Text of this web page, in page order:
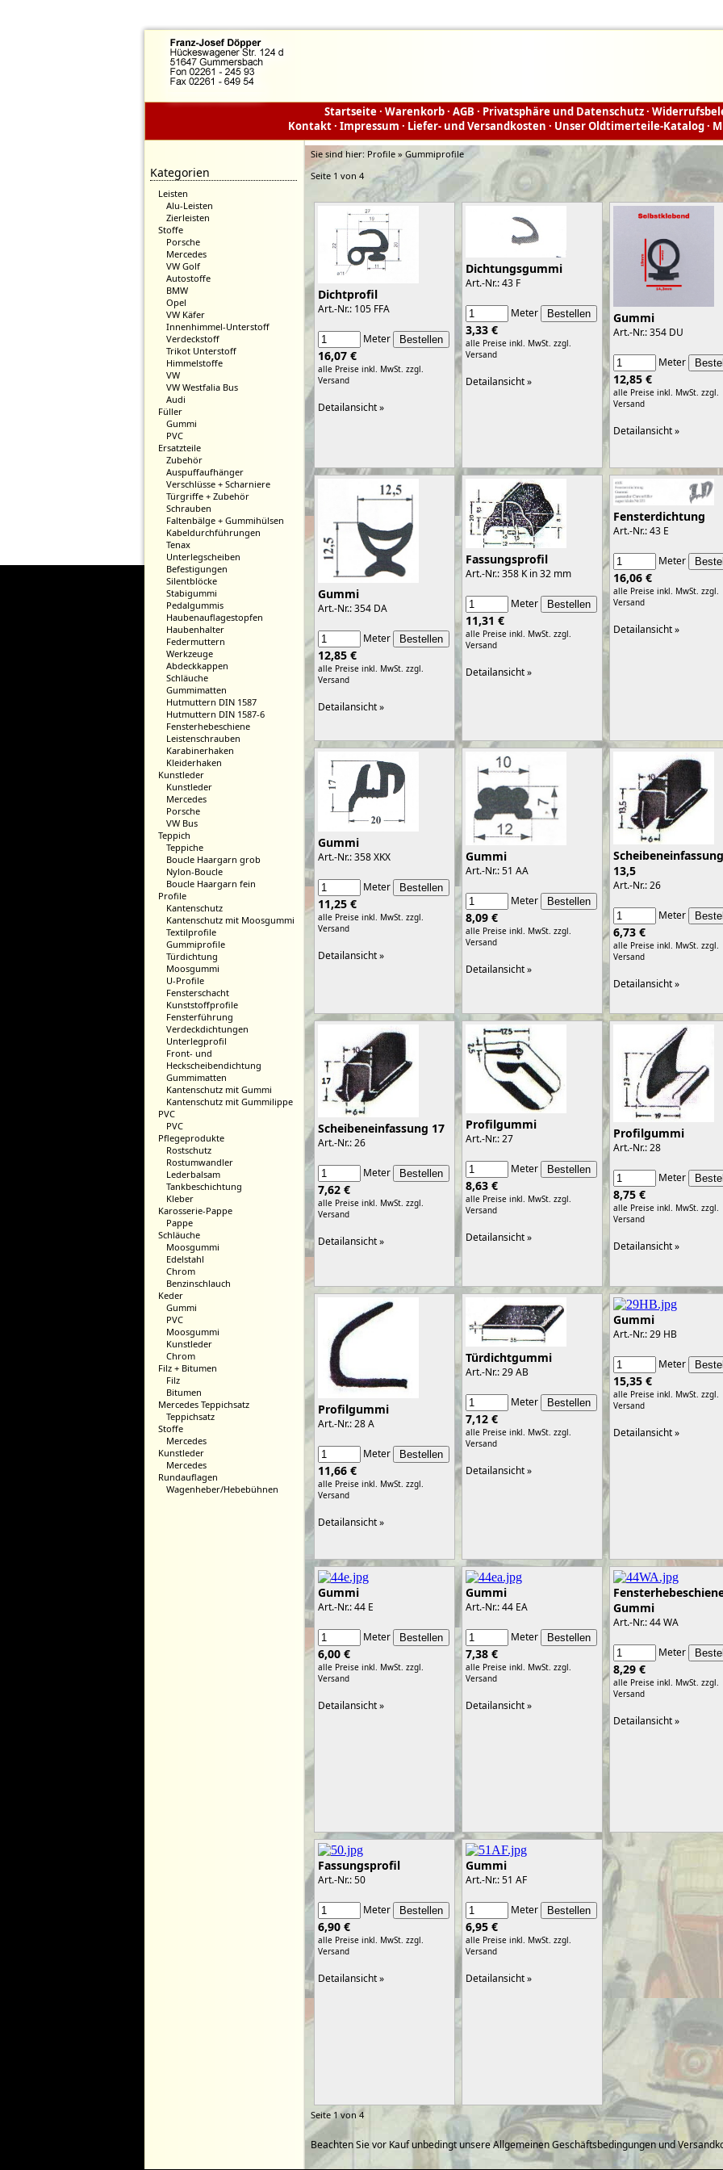
Startseite· Warenkorb· AGB · Privatsphäre und Datenschutz·
Kontakt· Impressum · Liefer- und Versandkosten · Unser Oldtimerteile-Katalog·
Kategorien
Leisten
Alu-Leisten
Zierleisten
Stoffe
Porsche
Mercedes
VW Golf
Autostoffe
BMW
Opel
VW Käfer
Innenhimmel-Unterstoff
Verdeckstoff
Trikot Unterstoff
Himmelstoffe
VW
VW Westfalia Bus
Audi
Füller
Gummi
PVC
Ersatzteile
Zubehör
Auspuffaufhänger
Verschlüsse + Scharniere
Türgriffe + Zubehör
Schrauben
Faltenbälge + Gummihülsen
Kabeldurchführungen
Tenax
Unterlegscheiben
Befestigungen
Silentblöcke
Stabigummi
Pedalgummis
Haubenauflagestopfen
Haubenhalter
Federmuttern
Werkzeuge
Abdeckkappen
Schläuche
Gummimatten
Hutmuttern DIN 1587
Hutmuttern DIN 1587-6
Fensterhebeschiene
Leistenschrauben
Karabinerhaken
Kleiderhaken
Kunstleder
Kunstleder
Mercedes
Porsche
VW Bus
Teppich
Teppiche
Boucle Haargarn grob
Nylon-Boucle
Boucle Haargarn fein
Profile
Kantenschutz
Kantenschutz mit Moosgummi
Textilprofile
Gummiprofile
Türdichtung
Moosgummi
U-Profile
Fensterschacht
Kunststoffprofile
Fensterführung
Verdeckdichtungen
Unterlegprofil
Front- und
Heckscheibendichtung
Gummimatten
Kantenschutz mit Gummi
Kantenschutz mit Gummilippe
PVC
PVC
Pflegeprodukte
Rostschutz
Rostumwandler
Lederbalsam
Tankbeschichtung
Kleber
Karosserie-Pappe
Pappe
Schläuche
Moosgummi
Edelstahl
Chrom
Benzinschlauch
Keder
Gummi
PVC
Moosgummi
Kunstleder
Chrom
Filz + Bitumen
Filz
Bitumen
Mercedes Teppichsatz
Teppichsatz
Stoffe
Mercedes
Kunstleder
Mercedes
Rundauflagen
Wagenheber/Hebebühnen
Sie sind hier: Profile » Gummiprofile
Seite 1 von 4
Dichtprofil
Art.-Nr.: 105 FFA
Meter
16,07 €
alle Preise inkl. MwSt. zzgl.
Versand
Detailansicht »
Dichtungsgummi
Art.-Nr.: 43 F
Meter
3,33 €
alle Preise inkl. MwSt. zzgl.
Versand
Detailansicht »
Gummi
Art.-Nr.: 354 DU
Meter
12,85 €
alle Preise inkl. MwSt. zzgl.
Versand
Detailansicht »
Gummi
Art.-Nr.: 354 DA
Meter
12,85 €
alle Preise inkl. MwSt. zzgl.
Versand
Detailansicht »
Fassungsprofil
Art.-Nr.: 358 K in 32 mm
Meter
11,31 €
alle Preise inkl. MwSt. zzgl.
Versand
Detailansicht »
Fensterdichtung
Art.-Nr.: 43 E
Meter
16,06 €
alle Preise inkl. MwSt. zzgl.
Versand
Detailansicht »
Gummi
Art.-Nr.: 358 XKX
Meter
11,25 €
alle Preise inkl. MwSt. zzgl.
Versand
Detailansicht »
Gummi
Art.-Nr.: 51 AA
Meter
8,09 €
alle Preise inkl. MwSt. zzgl.
Versand
Detailansicht »
Scheibeneinfassung
13,5
Art.-Nr.: 26
Meter
6,73 €
alle Preise inkl. MwSt. zzgl.
Versand
Detailansicht »
Scheibeneinfassung 17
Art.-Nr.: 26
Meter
7,62 €
alle Preise inkl. MwSt. zzgl.
Versand
Detailansicht »
Profilgummi
Art.-Nr.: 27
Meter
8,63 €
alle Preise inkl. MwSt. zzgl.
Versand
Detailansicht »
Profilgummi
Art.-Nr.: 28
Meter
8,75 €
alle Preise inkl. MwSt. zzgl.
Versand
Detailansicht »
Profilgummi
Art.-Nr.: 28 A
Meter
11,66 €
alle Preise inkl. MwSt. zzgl.
Versand
Detailansicht »
Türdichtgummi
Art.-Nr.: 29 AB
Meter
7,12 €
alle Preise inkl. MwSt. zzgl.
Versand
Detailansicht »
Gummi
Art.-Nr.: 29 HB
Meter
15,35 €
alle Preise inkl. MwSt. zzgl.
Versand
Detailansicht »
Gummi
Art.-Nr.: 44 E
Meter
6,00 €
alle Preise inkl. MwSt. zzgl.
Versand
Detailansicht »
Gummi
Art.-Nr.: 44 EA
Meter
7,38 €
alle Preise inkl. MwSt. zzgl.
Versand
Detailansicht »
Gummi
Art.-Nr.: 44 WA
Meter
8,29 €
alle Preise inkl. MwSt. zzgl.
Versand
Detailansicht »
Fassungsprofil
Art.-Nr.: 50
Meter
6,90 €
alle Preise inkl. MwSt. zzgl.
Versand
Detailansicht »
Gummi
Art.-Nr.: 51 AF
Meter
6,95 €
alle Preise inkl. MwSt. zzgl.
Versand
Detailansicht »
Seite 1 von 4
Beachten Sie vor Kauf unbedingt unsere Allgemeinen Geschäftsbedingungen und